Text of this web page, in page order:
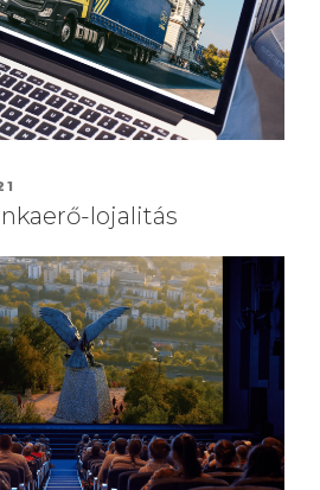
lojalitás